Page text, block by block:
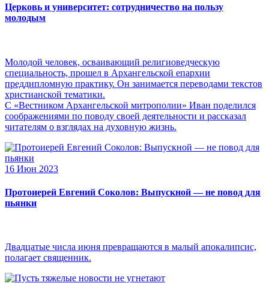
Церковь и университет: сотрудничество на пользу
молодым
Молодой человек, осваивающий религиоведческую
специальность, прошел в Архангельской епархии
преддипломную практику. Он занимается переводами текстов
христианской тематики.
С «Вестником Архангельской митрополии» Иван поделился
соображениями по поводу своей деятельности и рассказал
читателям о взглядах на духовную жизнь.
16 Июн 2023
Протоиерей Евгений Соколов: Выпускной — не повод для
пьянки
Двадцатые числа июня превращаются в малый апокалипсис,
полагает священник.